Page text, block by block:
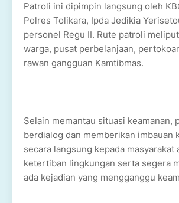
Patroli ini dipimpin langsung oleh
Polres Tolikara, Ipda Jedikia
personel Regu II. Rute patroli
warga, pusat perbelanjaan,
rawan gangguan Kamtibmas.
Selain memantau situasi keamanan,
berdialog dan memberikan imbauan
secara langsung kepada masyarakat
ketertiban lingkungan serta segera
ada kejadian yang mengganggu